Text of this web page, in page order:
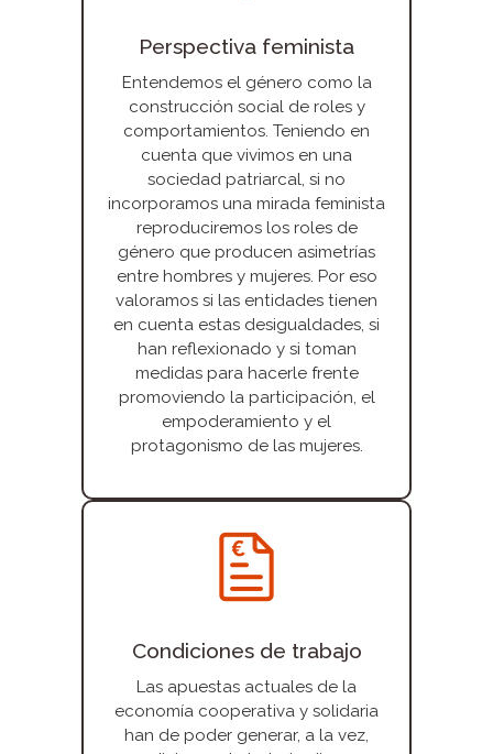
Perspectiva feminista
Entendemos el género como la
construcción social de roles y
comportamientos. Teniendo en
cuenta que vivimos en una
sociedad patriarcal, si no
incorporamos una mirada feminista
reproduciremos los roles de
género que producen asimetrías
entre hombres y mujeres. Por eso
valoramos si las entidades tienen
en cuenta estas desigualdades, si
han reflexionado y si toman
medidas para hacerle frente
promoviendo la participación, el
empoderamiento y el
protagonismo de las mujeres.
Condiciones de trabajo
Las apuestas actuales de la
economía cooperativa y solidaria
han de poder generar, a la vez,